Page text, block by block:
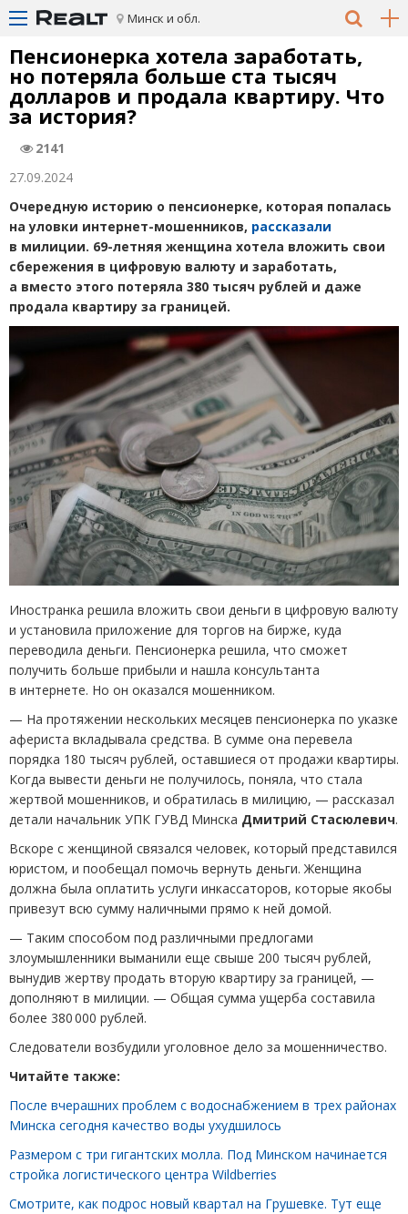
Минск и обл.
Пенсионерка хотела заработать,
но потеряла больше ста тысяч
долларов и продала квартиру. Что
за история?
2141
27.09.2024
Очередную историю о пенсионерке, которая попалась
на уловки интернет-мошенников, рассказали
в милиции. 69-летняя женщина хотела вложить свои
сбережения в цифровую валюту и заработать,
а вместо этого потеряла 380 тысяч рублей и даже
продала квартиру за границей.
Иностранка решила вложить свои деньги в цифровую валюту
и установила приложение для торгов на бирже, куда
переводила деньги. Пенсионерка решила, что сможет
получить больше прибыли и нашла консультанта
в интернете. Но он оказался мошенником.
— На протяжении нескольких месяцев пенсионерка по указке
афериста вкладывала средства. В сумме она перевела
порядка 180 тысяч рублей, оставшиеся от продажи квартиры.
Когда вывести деньги не получилось, поняла, что стала
жертвой мошенников, и обратилась в милицию, — рассказал
детали начальник УПК ГУВД Минска Дмитрий Стасюлевич.
Вскоре с женщиной связался человек, который представился
юристом, и пообещал помочь вернуть деньги. Женщина
должна была оплатить услуги инкассаторов, которые якобы
привезут всю сумму наличными прямо к ней домой.
— Таким способом под различными предлогами
злоумышленники выманили еще свыше 200 тысяч рублей,
вынудив жертву продать вторую квартиру за границей, —
дополняют в милиции. — Общая сумма ущерба составила
более 380 000 рублей.
Следователи возбудили уголовное дело за мошенничество.
Читайте также:
После вчерашних проблем с водоснабжением в трех районах
Минска сегодня качество воды ухудшилось
Размером с три гигантских молла. Под Минском начинается
стройка логистического центра Wildberries
Смотрите, как подрос новый квартал на Грушевке. Тут еще